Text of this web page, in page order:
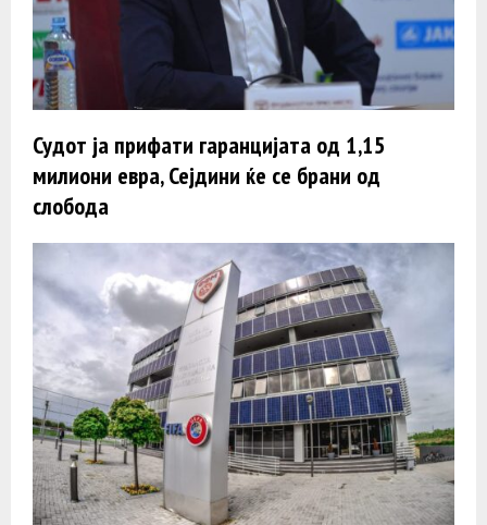
Судот ја прифати гаранцијата од 1,15
милиони евра, Сејдини ќе се брани од
слобода